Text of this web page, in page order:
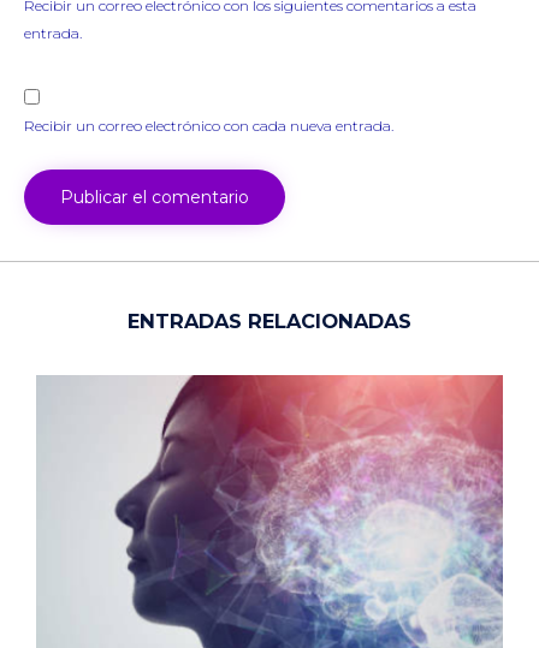
Recibir un correo electrónico con los siguientes comentarios a esta
entrada.
Recibir un correo electrónico con cada nueva entrada.
ENTRADAS RELACIONADAS